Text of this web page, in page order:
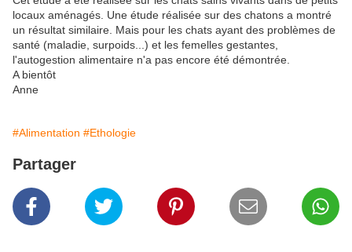
locaux aménagés. Une étude réalisée sur des chatons a montré
un résultat similaire. Mais pour les chats ayant des problèmes de
santé (maladie, surpoids...) et les femelles gestantes,
l'autogestion alimentaire n'a pas encore été démontrée.
A bientôt
Anne
#Alimentation #Ethologie
Partager